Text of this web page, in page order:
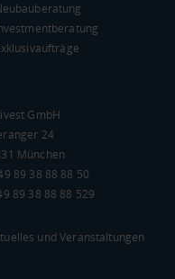
Landkreis / Kreisfreie Stadt
Deutschland
GmbH
24
München
89 38 88 88 50
89 38 88 88 529
und Veranstaltungen